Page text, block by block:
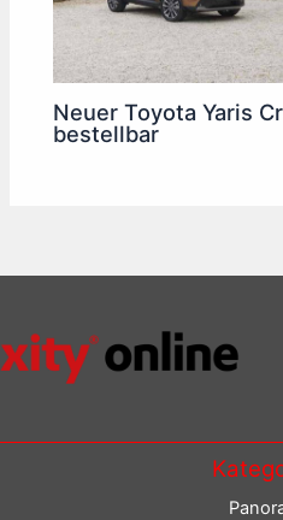
Neuer Toyota Yaris
bestellbar